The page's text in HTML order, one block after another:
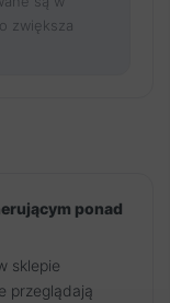
zwiększa
ponad
sklepie
przeglądają